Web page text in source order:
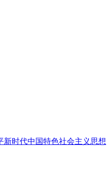
新时代中国特色社会主义思想